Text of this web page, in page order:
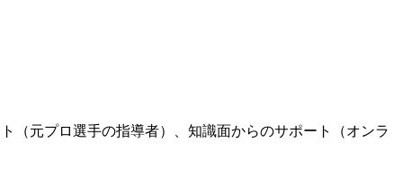
（元プロ選手の指導者）、知識面からのサポート（オンラ